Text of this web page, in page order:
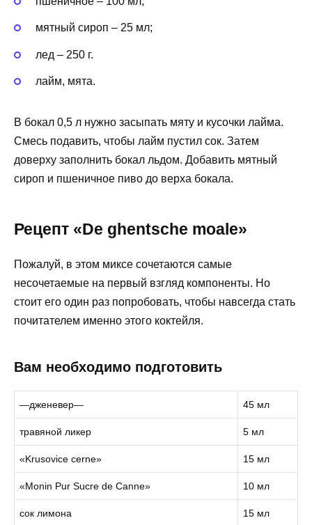
мятный сироп – 25 мл;
лед – 250 г.
лайм, мята.
В бокал 0,5 л нужно засыпать мяту и кусочки лайма.
Смесь подавить, чтобы лайм пустил сок. Затем
доверху заполнить бокал льдом. Добавить мятный
сироп и пшеничное пиво до верха бокала.
Рецепт «De ghentsche moale»
Пожалуй, в этом миксе сочетаются самые
несочетаемые на первый взгляд компоненты. Но
стоит его один раз попробовать, чтобы навсегда стать
почитателем именно этого коктейля.
Вам необходимо подготовить
—дженевер— 45 мл
травяной ликер 5 мл
«Krusovice cerne» 15 мл
«Monin Pur Sucre de Canne» 10 мл
сок лимона 15 мл